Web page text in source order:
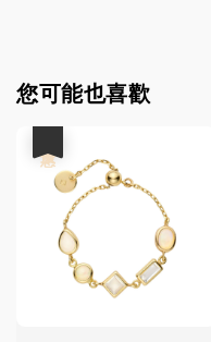
您可能也喜歡